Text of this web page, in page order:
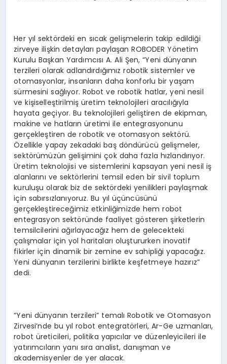
Her yıl sektördeki en sıcak gelişmelerin takip edildiği
zirveye ilişkin detayları paylaşan ROBODER Yönetim
Kurulu Başkan Yardımcısı A. Ali Şen, “Yeni dünyanın
terzileri olarak adlandırdığımız robotik sistemler ve
otomasyonlar, insanların daha konforlu bir yaşam
sürmesini sağlıyor. Robot ve robotik hatlar, yeni nesil
ve kişiselleştirilmiş üretim teknolojileri aracılığıyla
hayata geçiyor. Bu teknolojileri geliştiren de ekipman,
makine ve hatların üretimi ile entegrasyonunu
gerçekleştiren de robotik ve otomasyon sektörü.
Özellikle yapay zekadaki baş döndürücü gelişmeler,
sektörümüzün gelişimini çok daha fazla hızlandırıyor.
Üretim teknolojisi ve sistemlerini kapsayan yeni nesil iş
alanlarını ve sektörlerini temsil eden bir sivil toplum
kuruluşu olarak biz de sektördeki yenilikleri paylaşmak
için sabırsızlanıyoruz. Bu yıl üçüncüsünü
gerçekleştireceğimiz etkinliğimizde hem robot
entegrasyon sektöründe faaliyet gösteren şirketlerin
temsilcilerini ağırlayacağız hem de gelecekteki
çalışmalar için yol haritaları oluştururken inovatif
fikirler için dinamik bir zemine ev sahipliği yapacağız.
Yeni dünyanın terzilerini birlikte keşfetmeye hazırız”
dedi.
“Yeni dünyanın terzileri” temalı Robotik ve Otomasyon
Zirvesi’nde bu yıl robot entegratörleri, Ar-Ge uzmanları,
robot üreticileri, politika yapıcılar ve düzenleyicileri ile
yatırımcıların yanı sıra analist, danışman ve
akademisyenler de yer alacak.